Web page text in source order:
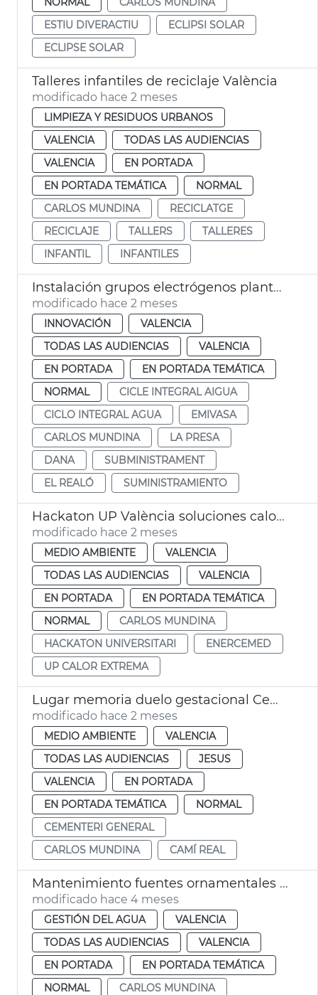
ESTIU DIVERACTIU
ECLIPSI SOLAR
ECLIPSE SOLAR
Talleres infantiles de reciclaje València
modificado hace 2 meses
LIMPIEZA Y RESIDUOS URBANOS
VALENCIA
TODAS LAS AUDIENCIAS
VALENCIA
EN PORTADA
EN PORTADA TEMÁTICA
NORMAL
CARLOS MUNDINA
RECICLATGE
RECICLAJE
TALLERS
TALLERES
INFANTIL
INFANTILES
Instalación grupos electrógenos plantas potabilizadoras Presa Realó València
modificado hace 2 meses
INNOVACIÓN
VALENCIA
TODAS LAS AUDIENCIAS
VALENCIA
EN PORTADA
EN PORTADA TEMÁTICA
NORMAL
CICLE INTEGRAL AIGUA
CICLO INTEGRAL AGUA
EMIVASA
CARLOS MUNDINA
LA PRESA
DANA
SUBMINISTRAMENT
EL REALÓ
SUMINISTRAMIENTO
Hackaton UP València soluciones calor extrema
modificado hace 2 meses
MEDIO AMBIENTE
VALENCIA
TODAS LAS AUDIENCIAS
VALENCIA
EN PORTADA
EN PORTADA TEMÁTICA
NORMAL
CARLOS MUNDINA
HACKATON UNIVERSITARI
ENERCEMED
UP CALOR EXTREMA
Lugar memoria duelo gestacional Cementerio General València
modificado hace 2 meses
MEDIO AMBIENTE
VALENCIA
TODAS LAS AUDIENCIAS
JESUS
VALENCIA
EN PORTADA
EN PORTADA TEMÁTICA
NORMAL
CEMENTERI GENERAL
CARLOS MUNDINA
CAMÍ REAL
Mantenimiento fuentes ornamentales de València
modificado hace 4 meses
GESTIÓN DEL AGUA
VALENCIA
TODAS LAS AUDIENCIAS
VALENCIA
EN PORTADA
EN PORTADA TEMÁTICA
NORMAL
CARLOS MUNDINA